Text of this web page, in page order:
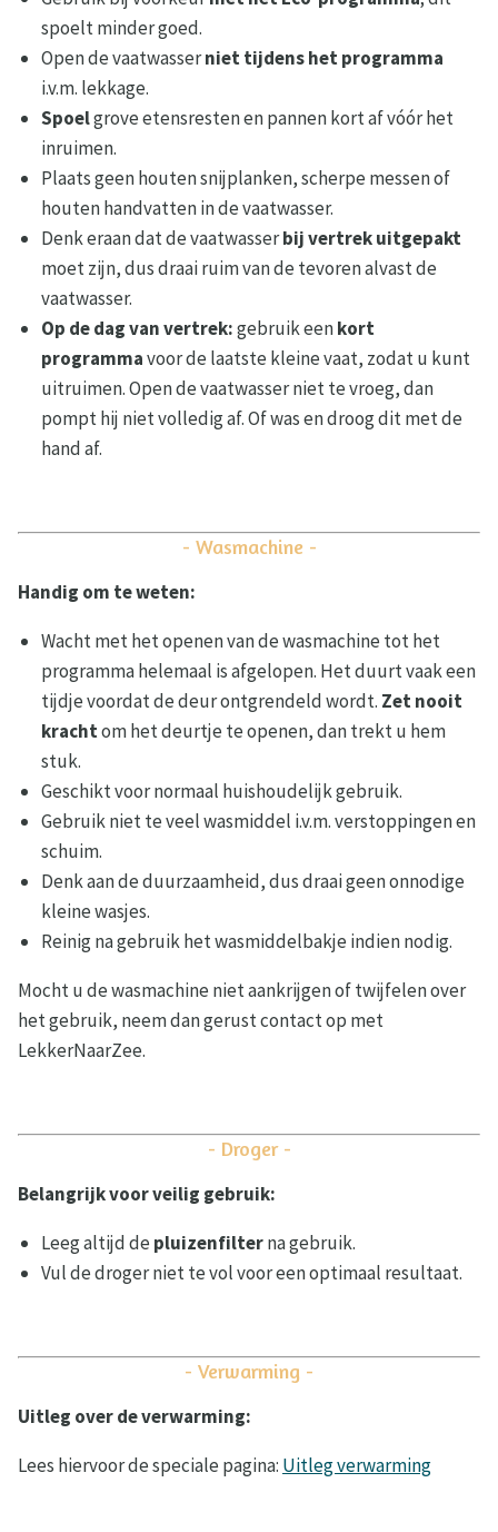
spoelt minder goed.
Open de vaatwasserniet tijdens het programma
i.v.m. lekkage.
Spoelgrove etensresten en pannen kort af vóór het
inruimen.
Plaats geen houten snijplanken, scherpe messen of
houten handvatten in de vaatwasser.
Denk eraan dat de vaatwasserbij vertrek uitgepakt
moet zijn, dus draai ruim van de tevoren alvast de
vaatwasser.
Op de dag van vertrek:gebruik eenkort
programmavoor de laatste kleine vaat, zodat u kunt
uitruimen. Open de vaatwasser niet te vroeg, dan
pompt hij niet volledig af. Of was en droog dit met de
hand af.
- Wasmachine -
Handig om te weten:
Wacht met het openen van de wasmachine tot het
programma helemaal is afgelopen. Het duurt vaak een
tijdje voordat de deur ontgrendeld wordt. Zet nooit
krachtom het deurtje te openen, dan trekt u hem
stuk.
Geschikt voor normaal huishoudelijk gebruik.
Gebruik niet te veel wasmiddel i.v.m. verstoppingen en
schuim.
Denk aan de duurzaamheid, dus draai geen onnodige
kleine wasjes.
Reinig na gebruik het wasmiddelbakje indien nodig.
Mocht u de wasmachine niet aankrijgen of twijfelen over
het gebruik, neem dan gerust contact op met
LekkerNaarZee.
- Droger -
Belangrijk voor veilig gebruik:
Leeg altijd de pluizenfilterna gebruik.
Vul de droger niet te vol voor een optimaal resultaat.
- Verwarming -
Uitleg over de verwarming:
Lees hiervoor de speciale pagina: Uitleg verwarming